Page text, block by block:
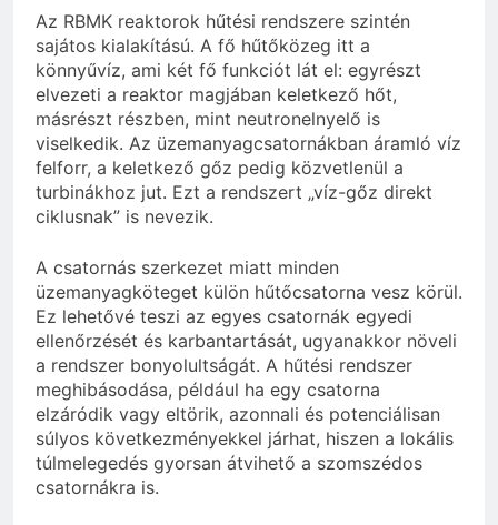
Az RBMK reaktorok hűtési rendszere szintén
sajátos kialakítású. A fő hűtőközeg itt a
könnyűvíz, ami két fő funkciót lát el: egyrészt
elvezeti a reaktor magjában keletkező hőt,
másrészt részben, mint neutronelnyelő is
viselkedik. Az üzemanyagcsatornákban áramló víz
felforr, a keletkező gőz pedig közvetlenül a
turbinákhoz jut. Ezt a rendszert „víz-gőz direkt
ciklusnak” is nevezik.
A csatornás szerkezet miatt minden
üzemanyagköteget külön hűtőcsatorna vesz körül.
Ez lehetővé teszi az egyes csatornák egyedi
ellenőrzését és karbantartását, ugyanakkor növeli
a rendszer bonyolultságát. A hűtési rendszer
meghibásodása, például ha egy csatorna
elzáródik vagy eltörik, azonnali és potenciálisan
súlyos következményekkel járhat, hiszen a lokális
túlmelegedés gyorsan átvihető a szomszédos
csatornákra is.